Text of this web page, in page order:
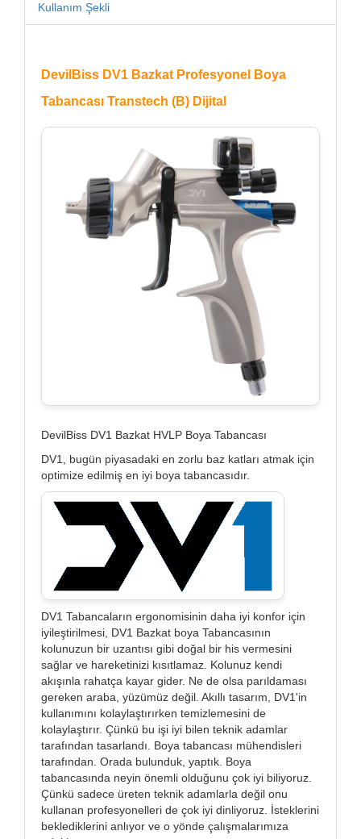
Kullanım Şekli
DevilBiss DV1 Bazkat Profesyonel Boya
Tabancası Transtech (B) Dijital
DevilBiss DV1 Bazkat HVLP Boya Tabancası
DV1, bugün piyasadaki en zorlu baz katları atmak için
optimize edilmiş en iyi boya tabancasıdır.
DV1 Tabancaların ergonomisinin daha iyi konfor için
iyileştirilmesi, DV1 Bazkat boya Tabancasının
kolunuzun bir uzantısı gibi doğal bir his vermesini
sağlar ve hareketinizi kısıtlamaz. Kolunuz kendi
akışınla rahatça kayar gider. Ne de olsa parıldaması
gereken araba, yüzümüz değil. Akıllı tasarım, DV1'in
kullanımını kolaylaştırırken temizlemesini de
kolaylaştırır. Çünkü bu işi iyi bilen teknik adamlar
tarafından tasarlandı. Boya tabancası mühendisleri
tarafından. Orada bulunduk, yaptık. Boya
tabancasında neyin önemli olduğunu çok iyi biliyoruz.
Çünkü sadece üreten teknik adamlarla değil onu
kullanan profesyonelleri de çok iyi dinliyoruz. İsteklerini
beklediklerini anlıyor ve o yönde çalışmalarımıza